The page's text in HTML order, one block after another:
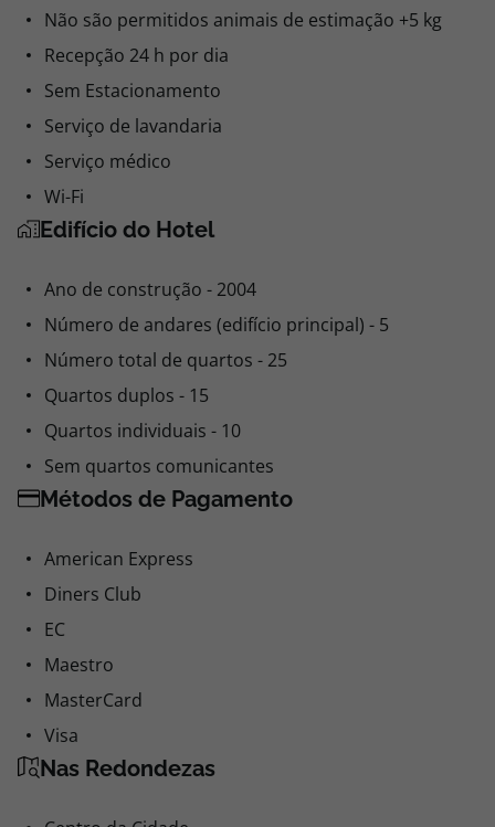
Não são permitidos animais de estimação +5 kg
Recepção 24 h por dia
Sem Estacionamento
Serviço de lavandaria
Serviço médico
Wi-Fi
Edifício do Hotel
Ano de construção - 2004
Número de andares (edifício principal) - 5
Número total de quartos - 25
Quartos duplos - 15
Quartos individuais - 10
Sem quartos comunicantes
Métodos de Pagamento
American Express
Diners Club
EC
Maestro
MasterCard
Visa
Nas Redondezas